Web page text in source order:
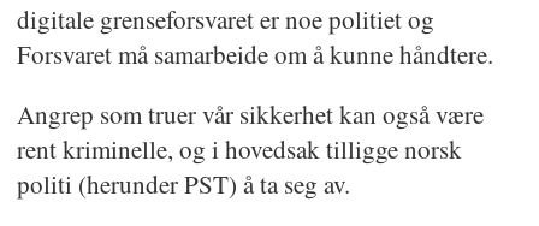
digitale grenseforsvaret er noe politiet og
Forsvaret må samarbeide om å kunne håndtere.
Angrep som truer vår sikkerhet kan også være
rent kriminelle, og i hovedsak tilligge norsk
politi (herunder PST) å ta seg av.